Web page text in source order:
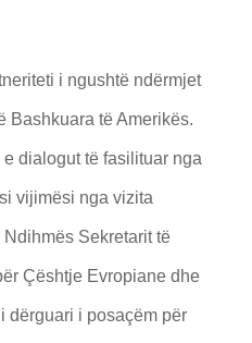
i ngushtë ndërmjet
Bashkuara të Amerikës.
dialogut të fasilituar nga
vijimësi nga vizita
Sekretarit të
Çështje Evropiane dhe
dërguari i posaçëm për